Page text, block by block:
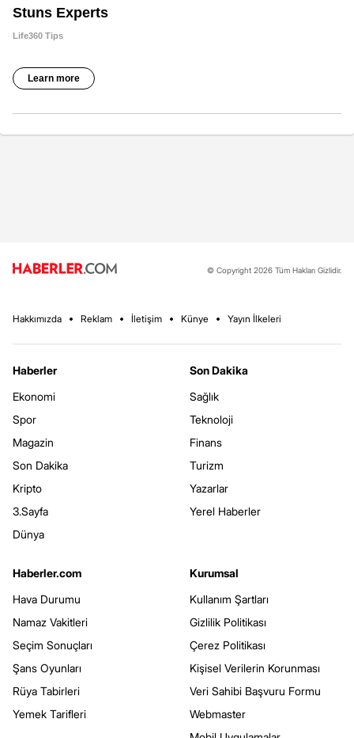
© Copyright 2026 Tüm Hakları Gizlidir.
Hakkımızda Reklam İletişim Künye Yayın İlkeleri
Haberler
Ekonomi
Spor
Magazin
Son Dakika
Kripto
3.Sayfa
Dünya
Son Dakika
Sağlık
Teknoloji
Finans
Turizm
Yazarlar
Yerel Haberler
Haberler.com
Hava Durumu
Namaz Vakitleri
Seçim Sonuçları
Şans Oyunları
Rüya Tabirleri
Yemek Tarifleri
Kurumsal
Kullanım Şartları
Gizlilik Politikası
Çerez Politikası
Kişisel Verilerin Korunması
Veri Sahibi Başvuru Formu
Webmaster